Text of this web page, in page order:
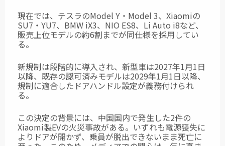
現在では、テスラのModel Y・Model 3、Xiaomiの
SU7・YU7、BMW iX3、NIO ES8、Li Auto i8など、
販売上位モデルの約6割までが同仕様を採用してい
る。
新規制は段階的に導入され、新型車は2027年1月1日
以降、既存の認可済みモデルは2029年1月1日以降、
規制に適合したドアハンドル設定が義務付けられ
る。
この決定の背景には、中国国内で発生した2件の
Xiaomi製EVの火災事故がある。いずれも電源喪失に
よりドアが開かず、乗員が脱出できないまま死亡に